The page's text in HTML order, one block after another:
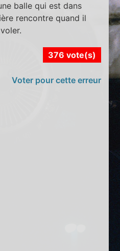
balle qui est dans
rencontre quand il
376 vote(s)
Voter pour cette erreur